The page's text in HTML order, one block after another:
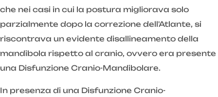
che nei casi in cui la postura migliorava solo
parzialmente dopo la correzione dell'Atlante, si
riscontrava un evidente disallineamento della
mandibola rispetto al cranio, ovvero era presente
una Disfunzione Cranio-Mandibolare.
In presenza di una Disfunzione Cranio-